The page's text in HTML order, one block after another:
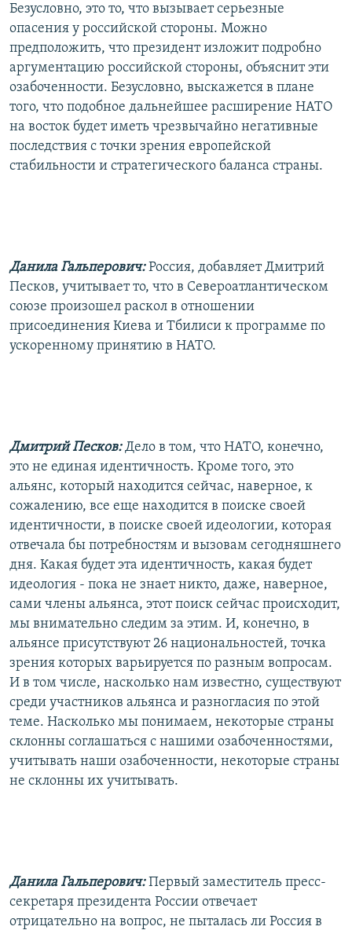
Безусловно, это то, что вызывает серьезные
опасения у российской стороны. Можно
предположить, что президент изложит подробно
аргументацию российской стороны, объяснит эти
озабоченности. Безусловно, выскажется в плане
того, что подобное дальнейшее расширение НАТО
на восток будет иметь чрезвычайно негативные
последствия с точки зрения европейской
стабильности и стратегического баланса страны.
Данила Гальперович:Россия, добавляет Дмитрий
Песков, учитывает то, что в Североатлантическом
союзе произошел раскол в отношении
присоединения Киева и Тбилиси к программе по
ускоренному принятию в НАТО.
Дмитрий Песков:Дело в том, что НАТО, конечно,
это не единая идентичность. Кроме того, это
альянс, который находится сейчас, наверное, к
сожалению, все еще находится в поиске своей
идентичности, в поиске своей идеологии, которая
отвечала бы потребностям и вызовам сегодняшнего
дня. Какая будет эта идентичность, какая будет
идеология - пока не знает никто, даже, наверное,
сами члены альянса, этот поиск сейчас происходит,
мы внимательно следим за этим. И, конечно, в
альянсе присутствуют 26 национальностей, точка
зрения которых варьируется по разным вопросам.
И в том числе, насколько нам известно, существуют
среди участников альянса и разногласия по этой
теме. Насколько мы понимаем, некоторые страны
склонны соглашаться с нашими озабоченностями,
учитывать наши озабоченности, некоторые страны
не склонны их учитывать.
Данила Гальперович:Первый заместитель пресс-
секретаря президента России отвечает
отрицательно на вопрос, не пыталась ли Россия в